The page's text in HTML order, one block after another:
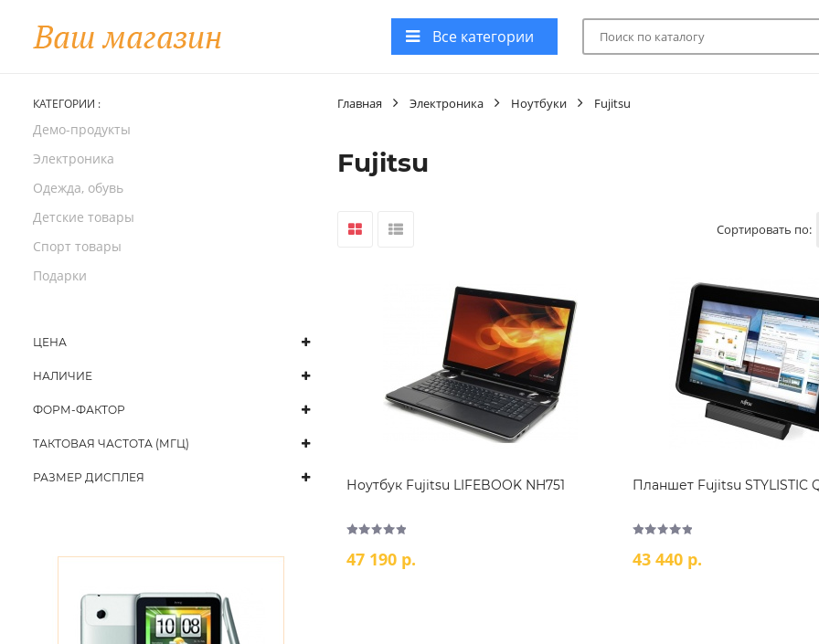
Все категории
КАТЕГОРИИ :
Демо-продукты
Электроника
Одежда, обувь
Детские товары
Спорт товары
Подарки
ЦЕНА
НАЛИЧИЕ
ФОРМ-ФАКТОР
ТАКТОВАЯ ЧАСТОТА (МГЦ)
РАЗМЕР ДИСПЛЕЯ
Главная Электроника Ноутбуки Fujitsu
Fujitsu
Сортировать по:
Ноутбук Fujitsu LIFEBOOK NH751
47 190 р.
Планшет Fujitsu STYLISTIC
43 440 р.